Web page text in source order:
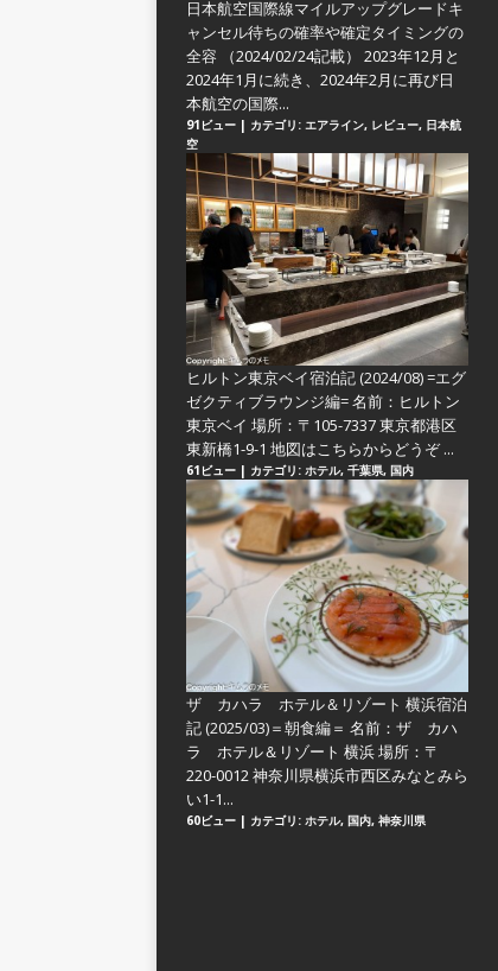
日本航空国際線マイルアップグレードキ
ャンセル待ちの確率や確定タイミングの
全容
（2024/02/24記載） 2023年12月と
2024年1月に続き、2024年2月に再び日
本航空の国際...
91ビュー | カテゴリ: エアライン, レビュー, 日本航
空
ヒルトン東京ベイ宿泊記 (2024/08) =エグ
ゼクティブラウンジ編=名前：ヒルトン
東京ベイ 場所：〒105-7337 東京都港区
東新橋1-9-1 地図はこちらからどうぞ ...
61ビュー | カテゴリ: ホテル, 千葉県, 国内
ザ カハラ ホテル＆リゾート 横浜宿泊
記 (2025/03)＝朝食編＝ 名前：ザ カハ
ラ ホテル＆リゾート 横浜 場所：〒
220-0012 神奈川県横浜市西区みなとみら
い1-1...
60ビュー | カテゴリ: ホテル, 国内, 神奈川県